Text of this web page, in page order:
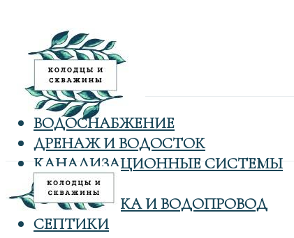
ВОДОСНАБЖЕНИЕ
ДРЕНАЖ И ВОДОСТОК
КАНАЛИЗАЦИОННЫЕ СИСТЕМЫ
КОЛОДЦЫ
САНТЕХНИКА И ВОДОПРОВОД
СЕПТИКИ